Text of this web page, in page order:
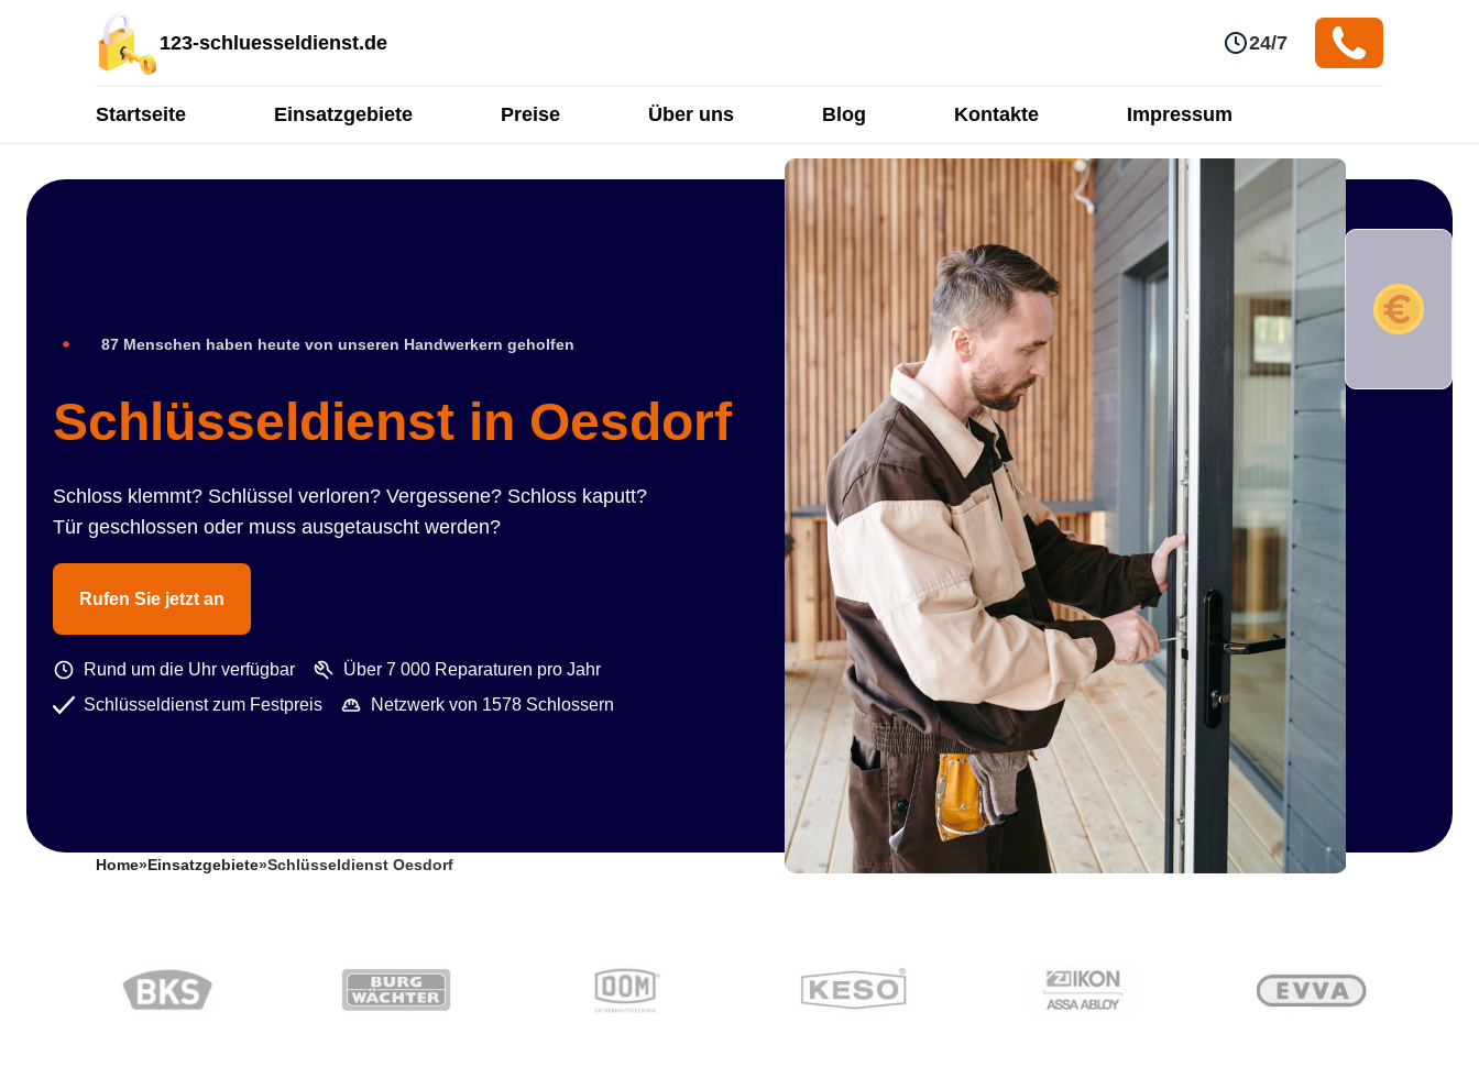
123-schluesseldienst.de 24/7
Startseite Einsatzgebiete Preise Über uns Blog Kontakte Impressum
87 Menschen haben heute von unseren Handwerkern geholfen
Schlüsseldienst in Oesdorf
Schloss klemmt? Schlüssel verloren? Vergessene? Schloss kaputt?
Tür geschlossen oder muss ausgetauscht werden?
Rufen Sie jetzt an
Rund um die Uhr verfügbar
Über 7 000 Reparaturen pro Jahr
Schlüsseldienst zum Festpreis
Netzwerk von 1578 Schlossern
Home» Einsatzgebiete»Schlüsseldienst Oesdorf